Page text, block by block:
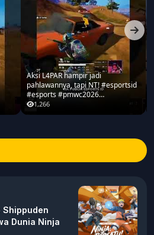
Aksi L4PAR hampir jadi
pahlawannya, tapi NT! #esportsid
#esports #pmwc2026
#pubgmobile #teamrrq
1,266
Shippuden
Dunia Ninja